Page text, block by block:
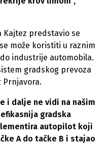
Kajtez predstavio se
može koristiti u raznim
industrije automobila.
gradskog prevoza
Prnjavora.
i dalje ne vidi na našim
gradska
autopilot koji
A do tačke B i stajao